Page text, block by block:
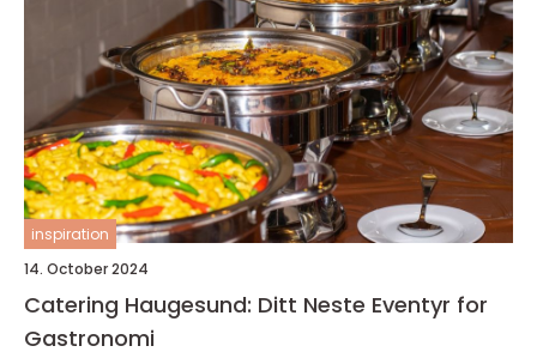
inspiration
14. October 2024
Catering Haugesund: Ditt Neste Eventyr for
Gastronomi